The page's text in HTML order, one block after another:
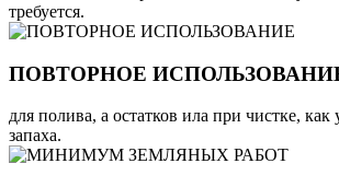
требуется.
ПОВТОРНОЕ
для полива, а остатков ила при чистке, как
запаха.